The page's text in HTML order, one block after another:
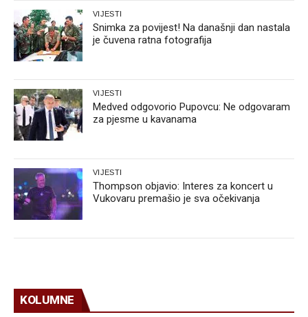
VIJESTI
Snimka za povijest! Na današnji dan nastala
je čuvena ratna fotografija
VIJESTI
Medved odgovorio Pupovcu: Ne odgovaram
za pjesme u kavanama
VIJESTI
Thompson objavio: Interes za koncert u
Vukovaru premašio je sva očekivanja
KOLUMNE